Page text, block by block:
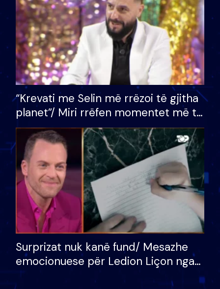
“Krevati me Selin më rrëzoi të gjitha
planet”/ Miri rrëfen momentet më të
bukura në shtëpinë e BB VIP: Do më
mungojë zilja e mëngjesit kur…
Surprizat nuk kanë fund/ Mesazhe
emocionuese për Ledion Liçon nga
nëna dhe fëmijët e tij, moderatori